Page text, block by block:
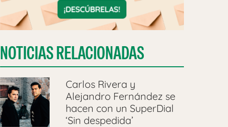
NOTICIAS RELACIONADAS
Carlos Rivera y
Alejandro Fernández se
hacen con un SuperDial
‘Sin despedida’